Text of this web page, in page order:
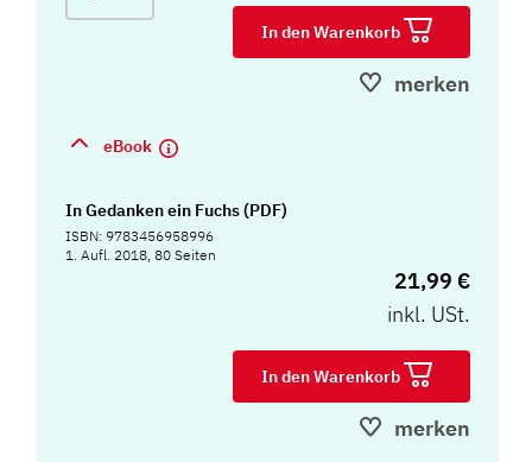
In den Warenkorb
merken
eBook
In Gedanken ein Fuchs (PDF)
ISBN: 9783456958996
1. Aufl. 2018, 80 Seiten
21,99 €
inkl. USt.
In den Warenkorb
merken